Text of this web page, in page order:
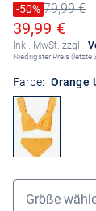
Preis reduziert
-50%
Alter Preis79,99 €
Ermäßigter
39,99 €
Inkl. MwSt. zzgl.
Niedrigster Preis (letzte
Farbe: Orange
Grössenauswahl
Größe